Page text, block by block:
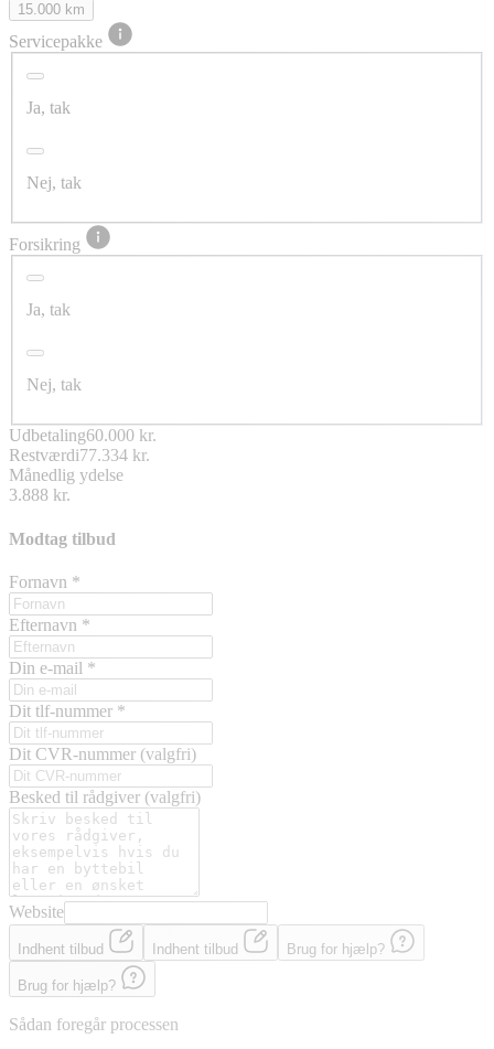
15.000 km
Servicepakke
Ja, tak
Nej, tak
Forsikring
Ja, tak
Nej, tak
Udbetaling60.000 kr.
Restværdi77.334 kr.
Månedlig ydelse
3.888 kr.
Modtag tilbud
Fornavn *
Efternavn *
Din e-mail *
Dit tlf-nummer *
Dit CVR-nummer (valgfri)
Besked til rådgiver (valgfri)
Website
Indhent tilbud Indhent tilbud Brug for hjælp?
Brug for hjælp?
Sådan foregår processen